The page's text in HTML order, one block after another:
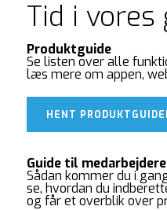
Tid i vores
Produktguide
Se listen over alle
læs mere om appen,
HENT
Guide til medarbejdere
Sådan kommer du i
se, hvordan du
og får et overblik over